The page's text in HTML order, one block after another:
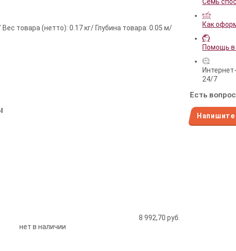
Как
Помощь в
24/7
Есть
товара (нетто): 0.17 кг/ Глубина товара: 0.05 м/
8 992,70 руб.
нет в наличии